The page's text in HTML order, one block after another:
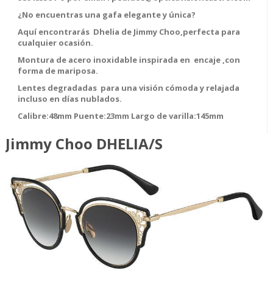
¿No encuentras una gafa elegante y única?
Aquí encontrarás Dhelia de Jimmy Choo,perfecta para
cualquier ocasión.
Montura de acero inoxidable inspirada en encaje ,con
forma de mariposa.
Lentes degradadas para una visión cómoda y relajada
incluso en días nublados.
Calibre:48mm Puente:23mm Largo de varilla:145mm
Jimmy Choo DHELIA/S